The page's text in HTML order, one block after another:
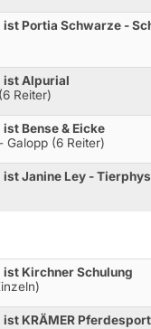
Portia Schwarze -
ist Alpurial
Reiter)
Bense & Eicke
Galopp (6 Reiter)
Janine Ley -
Kirchner Schulung
KRÄMER Pferdesport